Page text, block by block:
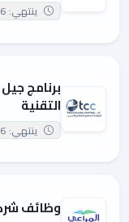
ينتهي: 2026-09-05
برنامج
التقنية
ينتهي: 2026-09-05
وظائف